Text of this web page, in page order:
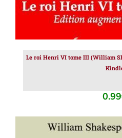
Le roi Henri VI tome III (William
0.99